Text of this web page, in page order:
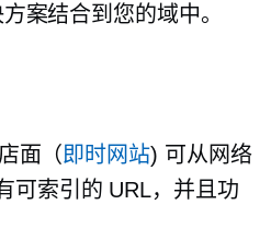
案结合到您的域中。
面（即时网站) 可从网络
可索引的 URL，并且功